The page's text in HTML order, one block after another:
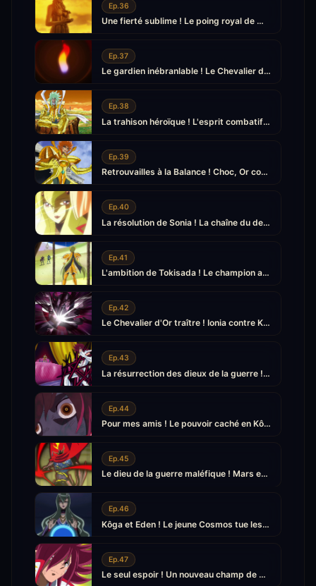
Ep.36
Une fierté sublime ! Le poing royal de Mycène
Ep.37
Le gardien inébranlable ! Le Chevalier d'Or de la Vierge
Ep.38
La trahison héroïque ! L'esprit combatif déterminé d'Eden
Ep.39
Retrouvailles à la Balance ! Choc, Or contre Or
Ep.40
La résolution de Sonia ! La chaîne du destin est brisée
Ep.41
L'ambition de Tokisada ! Le champion au-delà du temps
Ep.42
Le Chevalier d'Or traître ! Ionia contre Kôga
Ep.43
La résurrection des dieux de la guerre ! L'assaut du dernier temple
Ep.44
Pour mes amis ! Le pouvoir caché en Kôga
Ep.45
Le dieu de la guerre maléfique ! Mars et Ludwig
Ep.46
Kôga et Eden ! Le jeune Cosmos tue les ténèbres
Ep.47
Le seul espoir ! Un nouveau champ de bataille